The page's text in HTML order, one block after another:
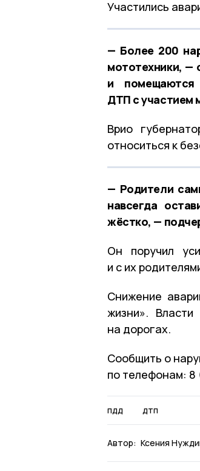
Участились
— Более 200
мототехники, —
и
ДТП с участием
Врио
относиться к
— Родители
навсегда
жёстко, —
Он поручил
и с их
Снижение
жизни».
на дорогах.
Сообщить о
по телефонам: 8
пдд дтп
Автор: Ксения